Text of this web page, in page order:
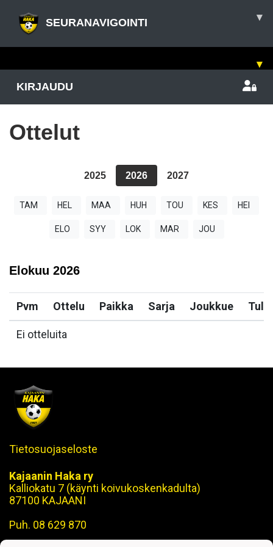
SEURANAVIGOINTI ▾
▾
KIRJAUDU
Ottelut
2025 2026 2027
TAM HEL MAA HUH TOU KES HEI
ELO SYY LOK MAR JOU
Elokuu 2026
Pvm Ottelu Paikka Sarja Joukkue
Ei otteluita
Tietosuojaseloste
Kajaanin Haka ry
Kalliokatu 7 (käynti koivukoskenkadulta)
87100 KAJAANI
Puh. 08 629 870